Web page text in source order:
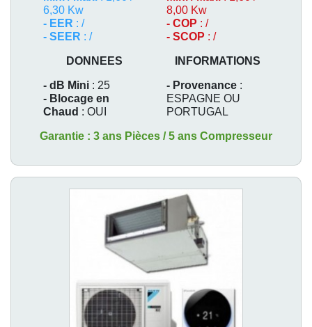
6,30 Kw
- EER : /
- SEER : /
8,00 Kw
- COP : /
- SCOP : /
DONNEES
- dB Mini : 25
- Blocage en
Chaud : OUI
INFORMATIONS
- Provenance :
ESPAGNE OU
PORTUGAL
Garantie : 3 ans Pièces / 5 ans Compresseur